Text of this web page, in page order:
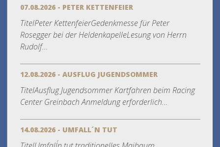
07.08.2026 - PETER KETTENFEIER
TitelPeter KettenfeierGedenkmesse für Peter
Rosegger bei der HeldenkapelleLesung von Herrn
Rudolf...
12.08.2026 - AUSFLUG JUGENDSOMMER
TitelAusflug Jugendsommer Kartfahren beim Racing
Center Greinbach Anmeldung erforderlich...
14.08.2026 - UMFALL´N TUT